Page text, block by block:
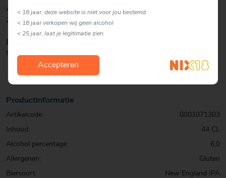
AFDRONK
Zacht en fruitig.
BIJZONDERHEDEN
NIPA gebrouwen met Mosaic en Citra.
Productinformatie
Artikelcode:
0001071303
Inhoud:
44 CL
Alcohol percentage:
6,0
Allergenen:
Gluten
Biersoort:
New England IPA
< 18 jaar, deze website is niet voor jou bestemd
< 18 jaar verkopen wij geen alcohol
< 25 jaar, laat je legitimatie zien
Accepteren